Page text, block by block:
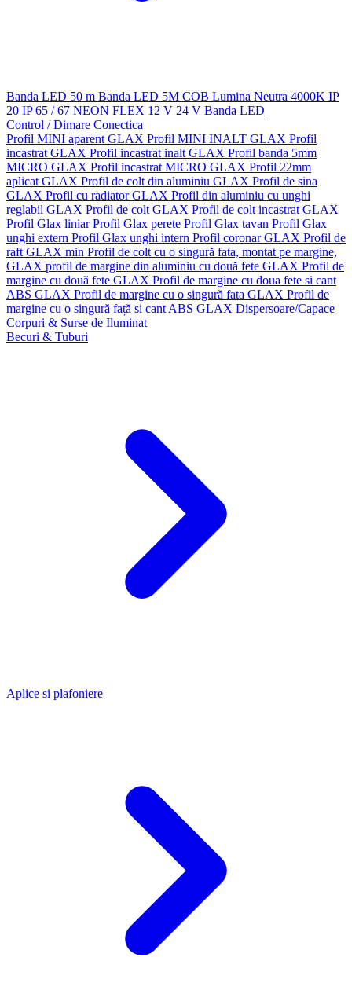
Banda LED 50 m Banda LED 5M COB Lumina Neutra 4000K IP
20 IP 65 / 67 NEON FLEX 12 V 24 V Banda LED
Control / Dimare Conectica
Profil MINI aparent GLAX Profil MINI INALT GLAX Profil
incastrat GLAX Profil incastrat inalt GLAX Profil banda 5mm
MICRO GLAX Profil incastrat MICRO GLAX Profil 22mm
aplicat GLAX Profil de colt din aluminiu GLAX Profil de sina
GLAX Profil cu radiator GLAX Profil din aluminiu cu unghi
reglabil GLAX Profil de colt GLAX Profil de colt incastrat GLAX
Profil Glax liniarProfil Glax perete Profil Glax tavan Profil Glax
unghi extern Profil Glax unghi intern Profil coronar GLAX Profil de
raft GLAX min Profil de colt cu o singură fata, montat pe margine,
GLAX profil de margine din aluminiu cu două fete GLAX Profil de
margine cu două fete GLAX Profil de margine cu doua fete si cant
ABS GLAX Profil de margine cu o singură fata GLAX Profil de
margine cu o singură față si cant ABS GLAX Dispersoare/Capace
Corpuri & Surse de Iluminat
Becuri & Tuburi
Aplice si plafoniere